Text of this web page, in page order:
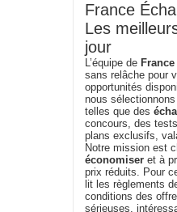
France
Les
jour
L’équipe de
sans relâche pour
opportunités
nous
telles que des
concours, des
plans exclusifs,
Notre mission est
économiser et à
prix réduits. Pour
lit les règlements
conditions des
sérieuses,